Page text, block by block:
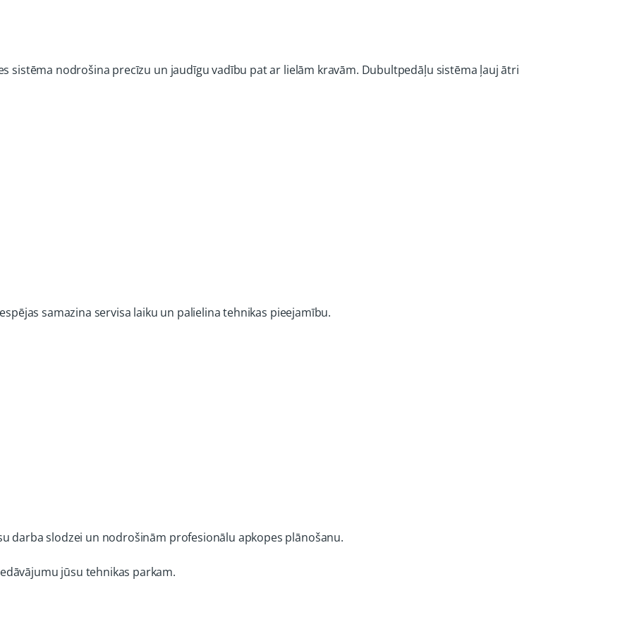
sistēma nodrošina precīzu un jaudīgu vadību pat ar lielām kravām. Dubultpedāļu sistēma ļauj ātri
samazina servisa laiku un palielina tehnikas pieejamību.
darba slodzei un nodrošinām profesionālu apkopes plānošanu.
jūsu tehnikas parkam.